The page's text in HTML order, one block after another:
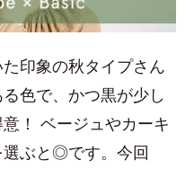
印象の秋タイプさん
色で、かつ黒が少し
！ ベージュやカーキ
選ぶと◎です。今回